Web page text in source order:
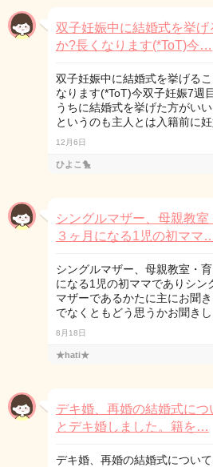
双子妊娠中に結婚式を挙げ
か?長くなります(*ToT)今…
双子妊娠中に結婚式を挙げる
なります(*ToT)今双子妊娠7週
うちに結婚式を挙げた方がい
というのも主人とは入籍前に
12月6日
ひよこ🐤
シングルマザー、母親教室
３ヶ月になる1児の初ママ
シングルマザー、母親教室・
になる1児の初ママでありシン
マザーであるかたに主にお聞
でなくともどう思うかお聞き
8月18日
★hati★
デキ婚、再婚の結婚式に
とデキ婚しました。籍を…
デキ婚、再婚の結婚式につい